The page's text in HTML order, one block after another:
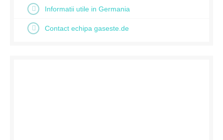
Informatii utile in Germania
Contact echipa gaseste.de